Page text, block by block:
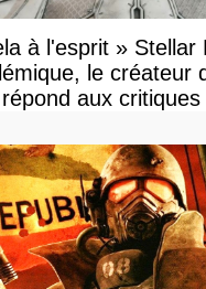
à l'esprit » Stellar
le créateur
aux critiques